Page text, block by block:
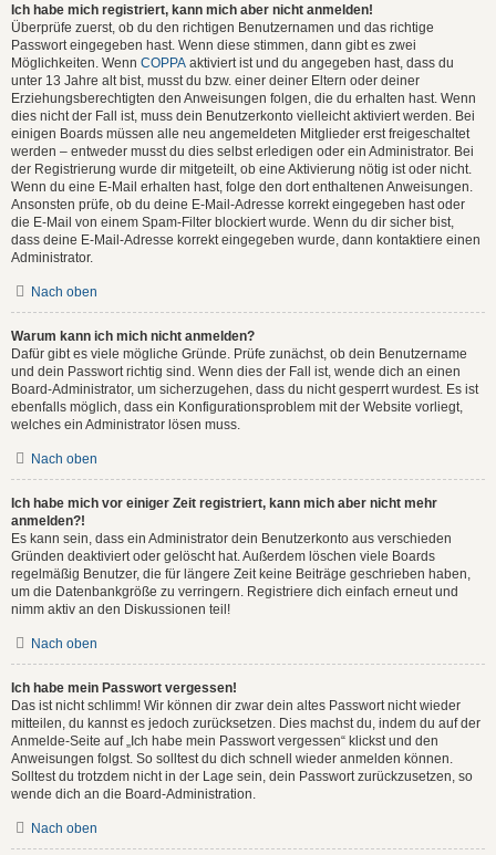
Ich habe mich registriert, kann mich aber nicht anmelden!
Überprüfe zuerst, ob du den richtigen Benutzernamen und das richtige
Passwort eingegeben hast. Wenn diese stimmen, dann gibt es zwei
Möglichkeiten. Wenn COPPA aktiviert ist und du angegeben hast, dass du
unter 13 Jahre alt bist, musst du bzw. einer deiner Eltern oder deiner
Erziehungsberechtigten den Anweisungen folgen, die du erhalten hast. Wenn
dies nicht der Fall ist, muss dein Benutzerkonto vielleicht aktiviert werden. Bei
einigen Boards müssen alle neu angemeldeten Mitglieder erst freigeschaltet
werden – entweder musst du dies selbst erledigen oder ein Administrator. Bei
der Registrierung wurde dir mitgeteilt, ob eine Aktivierung nötig ist oder nicht.
Wenn du eine E-Mail erhalten hast, folge den dort enthaltenen Anweisungen.
Ansonsten prüfe, ob du deine E-Mail-Adresse korrekt eingegeben hast oder
die E-Mail von einem Spam-Filter blockiert wurde. Wenn du dir sicher bist,
dass deine E-Mail-Adresse korrekt eingegeben wurde, dann kontaktiere einen
Administrator.
Nach oben
Warum kann ich mich nicht anmelden?
Dafür gibt es viele mögliche Gründe. Prüfe zunächst, ob dein Benutzername
und dein Passwort richtig sind. Wenn dies der Fall ist, wende dich an einen
Board-Administrator, um sicherzugehen, dass du nicht gesperrt wurdest. Es ist
ebenfalls möglich, dass ein Konfigurationsproblem mit der Website vorliegt,
welches ein Administrator lösen muss.
Nach oben
Ich habe mich vor einiger Zeit registriert, kann mich aber nicht mehr
anmelden?!
Es kann sein, dass ein Administrator dein Benutzerkonto aus verschieden
Gründen deaktiviert oder gelöscht hat. Außerdem löschen viele Boards
regelmäßig Benutzer, die für längere Zeit keine Beiträge geschrieben haben,
um die Datenbankgröße zu verringern. Registriere dich einfach erneut und
nimm aktiv an den Diskussionen teil!
Nach oben
Ich habe mein Passwort vergessen!
Das ist nicht schlimm! Wir können dir zwar dein altes Passwort nicht wieder
mitteilen, du kannst es jedoch zurücksetzen. Dies machst du, indem du auf der
Anmelde-Seite auf „Ich habe mein Passwort vergessen“ klickst und den
Anweisungen folgst. So solltest du dich schnell wieder anmelden können.
Solltest du trotzdem nicht in der Lage sein, dein Passwort zurückzusetzen, so
wende dich an die Board-Administration.
Nach oben